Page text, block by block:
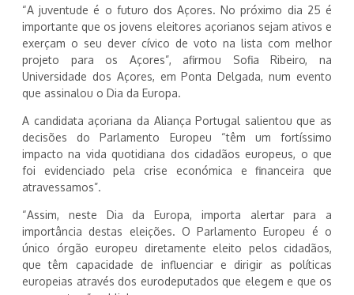
“A juventude é o futuro dos Açores. No próximo dia 25 é
importante que os jovens eleitores açorianos sejam ativos e
exerçam o seu dever cívico de voto na lista com melhor
projeto para os Açores”, afirmou Sofia Ribeiro, na
Universidade dos Açores, em Ponta Delgada, num evento
que assinalou o Dia da Europa.
A candidata açoriana da Aliança Portugal salientou que as
decisões do Parlamento Europeu “têm um fortíssimo
impacto na vida quotidiana dos cidadãos europeus, o que
foi evidenciado pela crise económica e financeira que
atravessamos”.
“Assim, neste Dia da Europa, importa alertar para a
importância destas eleições. O Parlamento Europeu é o
único órgão europeu diretamente eleito pelos cidadãos,
que têm capacidade de influenciar e dirigir as políticas
europeias através dos eurodeputados que elegem e que os